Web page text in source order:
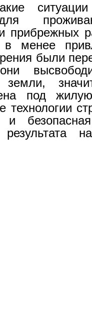
для
прибрежных
менее
были
под
технологии
и